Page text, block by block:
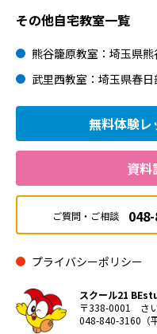
その他自宅教室一覧
熊谷籠原教室：埼玉県
武里西教室：埼玉県春
無料体験レ
資料
ご質問・ご相談
プライバシーポリシー
スクール21
〒338-0001 さ
048-840-3160（